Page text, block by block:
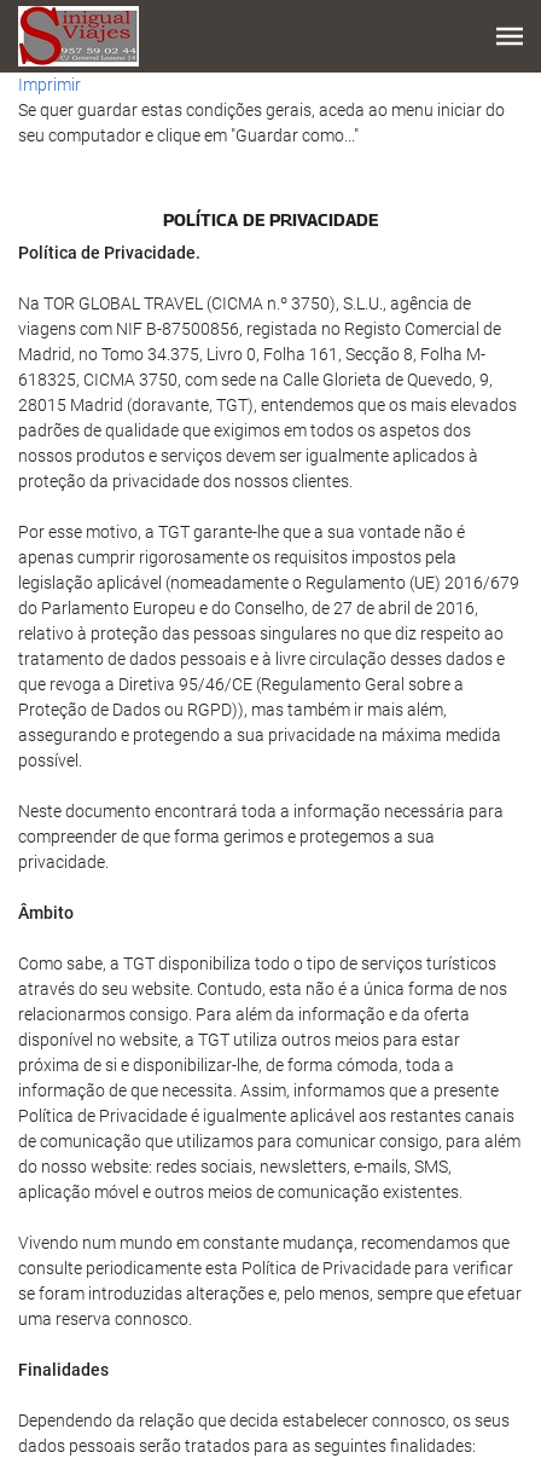
Imprimir
Se quer guardar estas condições gerais, aceda ao menu iniciar do
seu computador e clique em "Guardar como..."
POLÍTICA DE PRIVACIDADE
Política de Privacidade.
Na TOR GLOBAL TRAVEL (CICMA n.º 3750), S.L.U., agência de
viagens com NIF B-87500856, registada no Registo Comercial de
Madrid, no Tomo 34.375, Livro 0, Folha 161, Secção 8, Folha M-
618325, CICMA 3750, com sede na Calle Glorieta de Quevedo, 9,
28015 Madrid (doravante, TGT), entendemos que os mais elevados
padrões de qualidade que exigimos em todos os aspetos dos
nossos produtos e serviços devem ser igualmente aplicados à
proteção da privacidade dos nossos clientes.
Por esse motivo, a TGT garante-lhe que a sua vontade não é
apenas cumprir rigorosamente os requisitos impostos pela
legislação aplicável (nomeadamente o Regulamento (UE) 2016/679
do Parlamento Europeu e do Conselho, de 27 de abril de 2016,
relativo à proteção das pessoas singulares no que diz respeito ao
tratamento de dados pessoais e à livre circulação desses dados e
que revoga a Diretiva 95/46/CE (Regulamento Geral sobre a
Proteção de Dados ou RGPD)), mas também ir mais além,
assegurando e protegendo a sua privacidade na máxima medida
possível.
Neste documento encontrará toda a informação necessária para
compreender de que forma gerimos e protegemos a sua
privacidade.
Âmbito
Como sabe, a TGT disponibiliza todo o tipo de serviços turísticos
através do seu website. Contudo, esta não é a única forma de nos
relacionarmos consigo. Para além da informação e da oferta
disponível no website, a TGT utiliza outros meios para estar
próxima de si e disponibilizar-lhe, de forma cómoda, toda a
informação de que necessita. Assim, informamos que a presente
Política de Privacidade é igualmente aplicável aos restantes canais
de comunicação que utilizamos para comunicar consigo, para além
do nosso website: redes sociais, newsletters, e-mails, SMS,
aplicação móvel e outros meios de comunicação existentes.
Vivendo num mundo em constante mudança, recomendamos que
consulte periodicamente esta Política de Privacidade para verificar
se foram introduzidas alterações e, pelo menos, sempre que efetuar
uma reserva connosco.
Finalidades
Dependendo da relação que decida estabelecer connosco, os seus
dados pessoais serão tratados para as seguintes finalidades: